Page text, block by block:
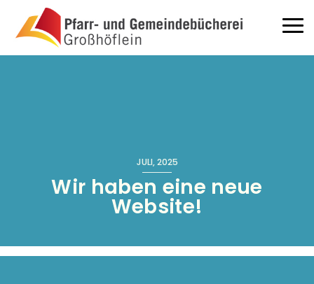
Direkt zum Inhalt
JULI, 2025
Wir haben eine neue
Website!